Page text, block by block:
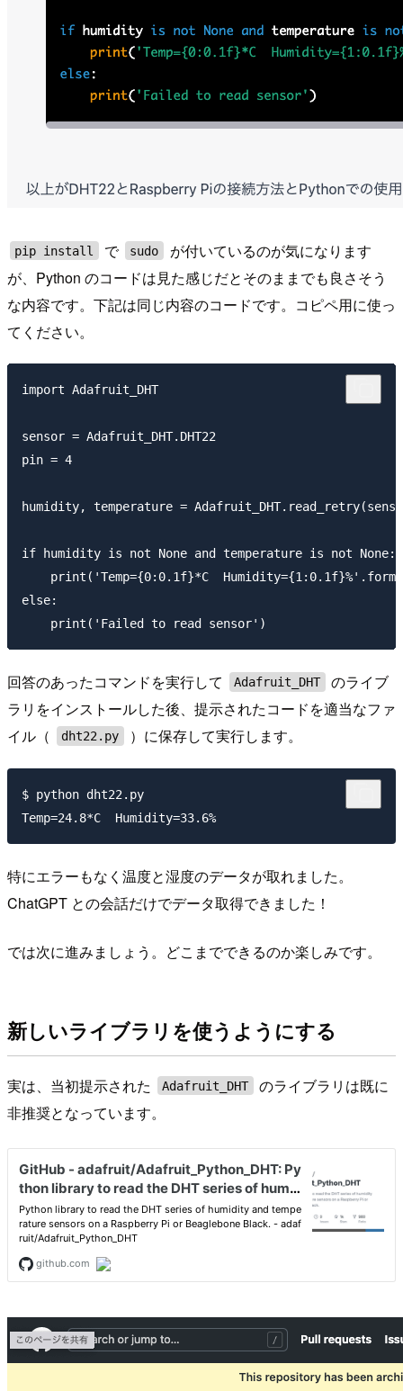
pip install で sudo
が付いているのが気になります
が、Python のコードは見た感じだとそのままでも良さそう
な内容です。下記は同じ内容のコードです。コピペ用に使っ
てください。
import Adafruit_DHT
sensor = Adafruit_DHT.DHT22
pin = 4
humidity, temperature =
if humidity is not None and temperature is not None:
print('Temp={0:0.1f}*C
else:
回答のあったコマンドを実行して Adafruit_DHT
のライブ
ラリをインストールした後、提示されたコードを適当なファ
イル（
dht22.py ）に保存して実行します。
$ python dht22.py
特にエラーもなく温度と湿度のデータが取れました。
ChatGPT との会話だけでデータ取得できました！
では次に進みましょう。どこまでできるのか楽しみです。
新しいライブラリを使うようにする
実は、当初提示された Adafruit_DHT
のライブラリは既に
非推奨となっています。